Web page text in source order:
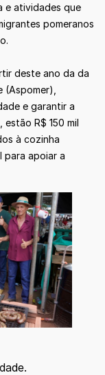
e atividades que
pomeranos
deste ano da da
e garantir a
R$ 150 mil
à cozinha
para apoiar a